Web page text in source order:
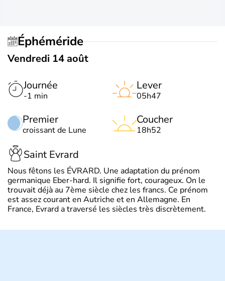
Éphéméride
Vendredi 14 août
Journée
-1 min
Premier
croissant de Lune
Lever
05h47
Coucher
18h52
Saint Evrard
Nous fêtons les ÉVRARD. Une adaptation du prénom
germanique Eber-hard. Il signifie fort, courageux. On le
trouvait déjà au 7ème siècle chez les francs. Ce prénom
est assez courant en Autriche et en Allemagne. En
France, Evrard a traversé les siècles très discrètement.